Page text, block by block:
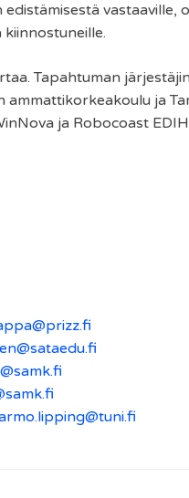
vastaaville,
Tapahtuman
ammattikorkeakoulu ja
ja Robocoast